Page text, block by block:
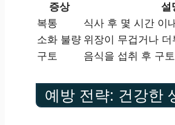
증상 설
복통
식사 후 몇 시간 이
소화 불량 위장이 무겁거나 더
구토
음식을 섭취 후 구
예방 전략: 건강한